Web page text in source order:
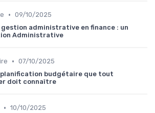
• 09/10/2025
administrative en finance : un
Administrative
• 07/10/2025
budgétaire que tout
doit connaître
• 10/10/2025